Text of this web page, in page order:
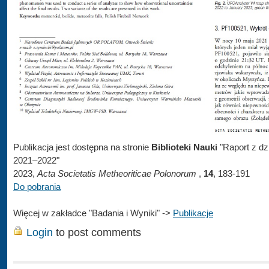
Publikacja jest dostępna na stronie Biblioteki Nauki "Raport z
2021–2022"
2023, Acta Societatis Metheoriticae Polonorum , 14, 183-191
Do pobrania
Więcej w zakładce "Badania i Wyniki" -> Publikacje
Login to post comments